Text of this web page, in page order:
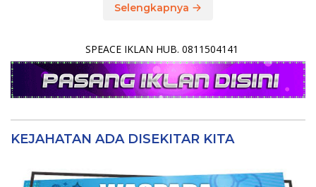
Selengkapnya
SPEACE IKLAN HUB. 0811504141
KEJAHATAN ADA DISEKITAR KITA